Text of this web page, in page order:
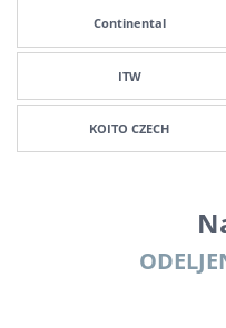
Continental
ITW
KOITO CZECH